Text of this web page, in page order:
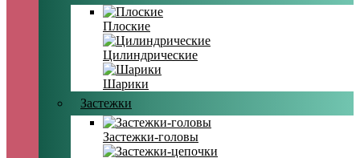
Плоские
Цилиндрические
Шарики
Застежки
Застежки-головы